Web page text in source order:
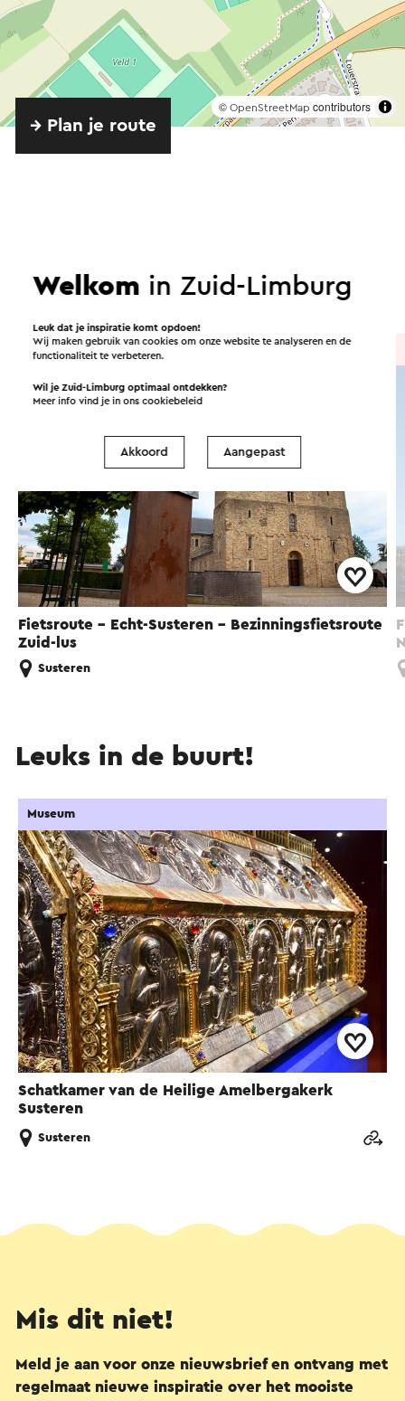
© OpenStreetMap contributors
→ Plan je route
Fietsen Wandelen
Fietsroute - Echt-Susteren - Bezinningsfietsroute
Zuid-lus
Fietsroute → 31,3 km
Susteren
Leuks in de buurt!
Schatkamer van de Heilige Amelbergakerk
Susteren
Museum
Susteren
Mis dit niet!
Meld je aan voor onze nieuwsbrief en ontvang met
regelmaat nieuwe inspiratie over het mooiste
Welkom in Zuid-Limburg
Leuk dat je inspiratie komt opdoen!
Wij maken gebruik van cookies om onze website te analyseren en de
functionaliteit te verbeteren.
Wil je Zuid-Limburg optimaal ontdekken?
Meer info vind je in onscookiebeleid
Akkoord Aangepast